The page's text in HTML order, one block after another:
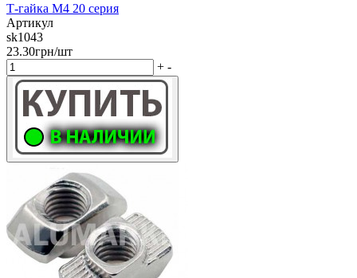
Т-гайка М4 20 серия
Артикул
sk1043
23.30грн/шт
+ -